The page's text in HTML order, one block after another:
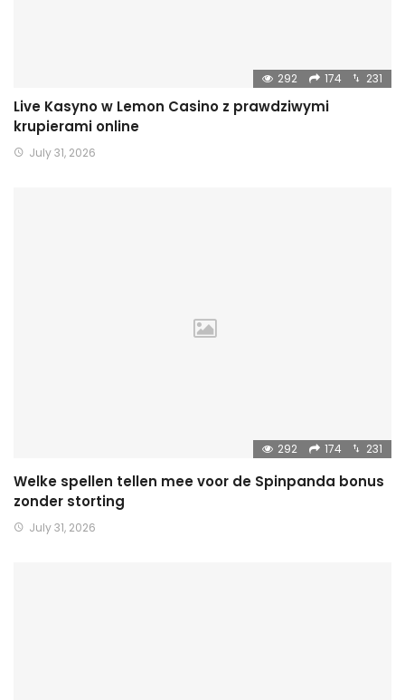
292 174 231
Live Kasyno w Lemon Casino z prawdziwymi
krupierami online
July 31, 2026
292 174 231
Welke spellen tellen mee voor de Spinpanda bonus
zonder storting
July 31, 2026